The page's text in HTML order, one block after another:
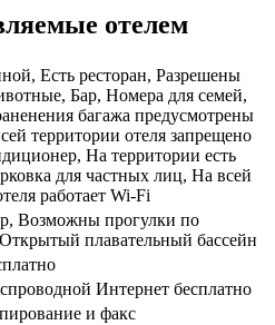
отелем
Есть ресторан, Разрешены
Бар, Номера для семей,
багажа предусмотрены
территории отеля запрещено
На территории есть
для частных лиц, На всей
работает Wi-Fi
Возможны прогулки по
плавательный бассейн
Интернет бесплатно
и факс